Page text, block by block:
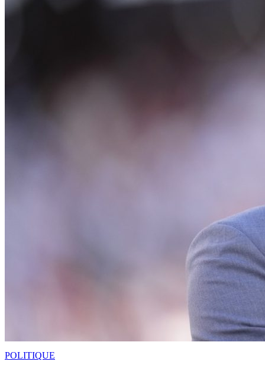
POLITIQUE